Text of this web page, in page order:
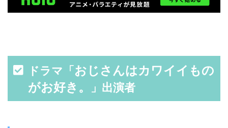
ドラマ「 おじさんはカワイイもの
がお好き。
」出演者